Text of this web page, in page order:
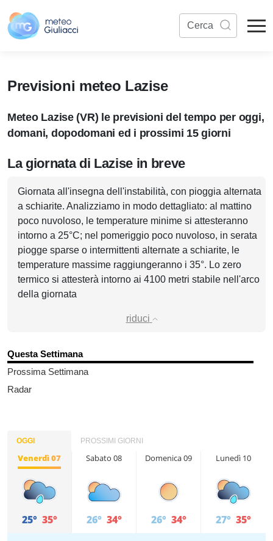
Previsioni meteo Lazise
Meteo Lazise (VR) le previsioni del tempo per oggi,
domani, dopodomani ed i prossimi 15 giorni
La giornata di Lazise in breve
Giornata all'insegna dell'instabilità, con pioggia alternata
a schiarite. Analizziamo in modo dettagliato: al mattino
poco nuvoloso, le temperature minime si attesteranno
intorno a 25°C; nel pomeriggio poco nuvoloso, in serata
piogge sparse o intermittenti alternate a schiarite, le
temperature massime raggiungeranno i 35°. Lo zero
termico si attesterà intorno ai 4100 metri stabile nell'arco
della giornata
riduci
Questa Settimana
Prossima Settimana
Radar
OGGI PROSSIMI GIORNI
Venerdì 07
25° 35°
Sabato 08
26° 34°
Domenica 09
26° 34°
Lunedì 10
27° 35°